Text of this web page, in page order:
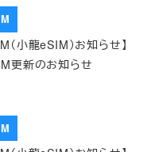
小龍eSIM）お知らせ】
更新のお知らせ